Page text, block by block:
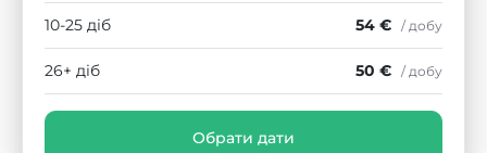
10-25 діб 54 € / добу
26+ діб 50 € / добу
Обрати дати